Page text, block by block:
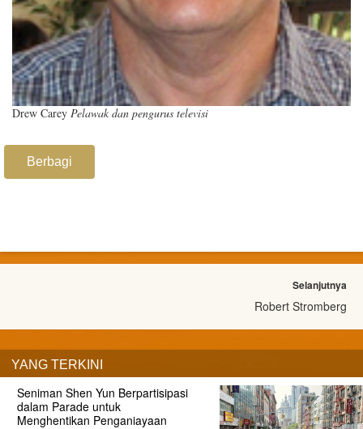
Drew Carey Pelawak dan pengurus televisi
Berbagi
Selanjutnya
Robert Stromberg
YANG TERKINI
Seniman Shen Yun Berpartisipasi
dalam Parade untuk
Menghentikan Penganiayaan